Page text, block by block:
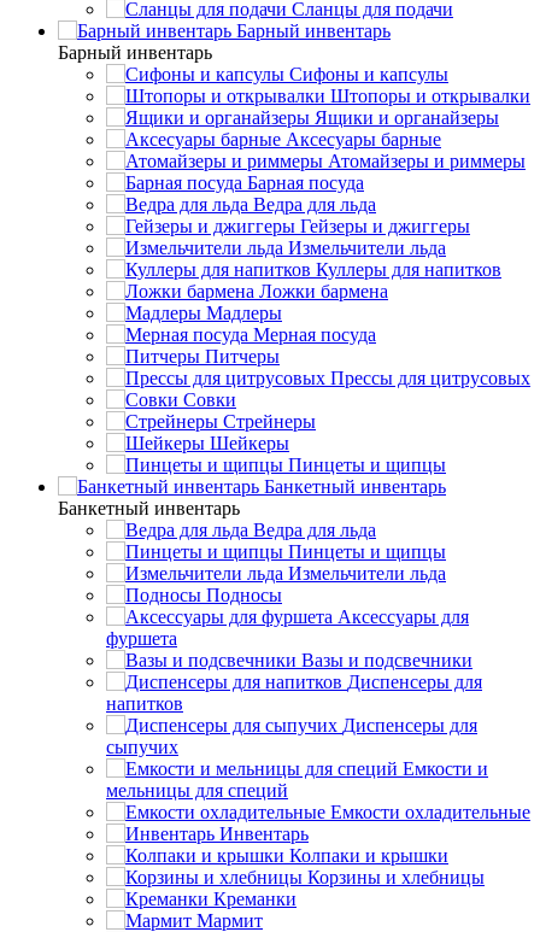
Сланцы для подачи
Барный инвентарь
Барный инвентарь
Сифоны и капсулы
Штопоры и открывалки
Ящики и органайзеры
Аксесуары барные
Атомайзеры и риммеры
Барная посуда
Ведра для льда
Гейзеры и джиггеры
Измельчители льда
Куллеры для напитков
Ложки бармена
Мадлеры
Мерная посуда
Питчеры
Прессы для цитрусовых
Совки
Стрейнеры
Шейкеры
Пинцеты и щипцы
Банкетный инвентарь
Банкетный инвентарь
Ведра для льда
Пинцеты и щипцы
Измельчители льда
Подносы
Аксессуары для
фуршета
Вазы и подсвечники
Диспенсеры для
напитков
Диспенсеры для
сыпучих
Емкости и
мельницы для специй
Емкости охладительные
Инвентарь
Колпаки и крышки
Корзины и хлебницы
Креманки
Мармит